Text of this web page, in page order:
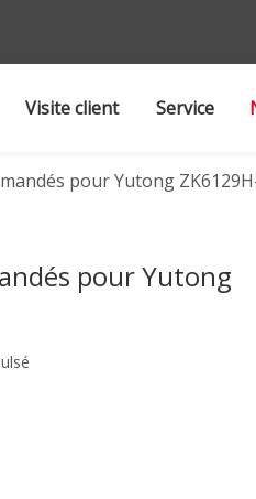
Visite client Service
pour Yutong
pour Yutong